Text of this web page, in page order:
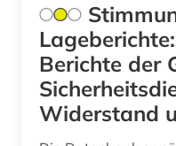
österreich (11)
überlebender (8)
Berichte der
Widerstand